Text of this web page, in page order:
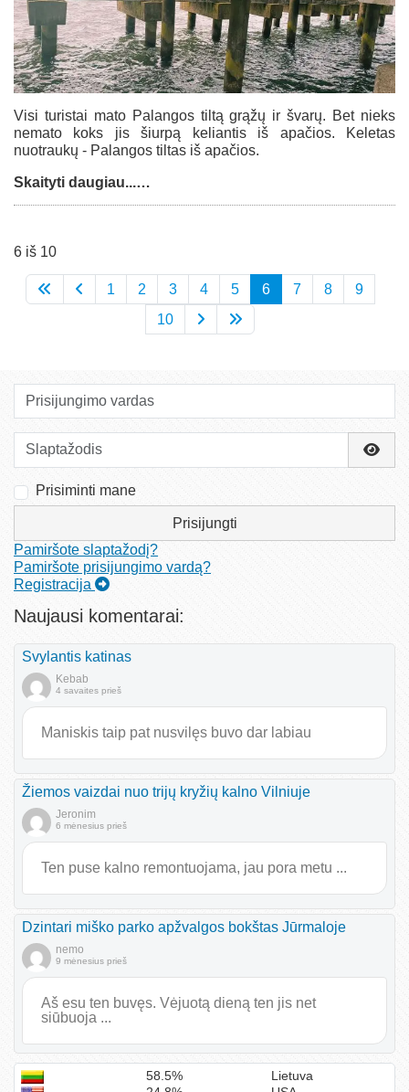
Visi turistai mato Palangos tiltą grąžų ir švarų. Bet nieks
nemato koks jis šiurpą keliantis iš apačios. Keletas
nuotraukų - Palangos tiltas iš apačios.
Skaityti daugiau...…
6 iš 10
1 2 3 4 5 6 7 8
9
10
Prisijungimo vardas
Slaptažodis
Prisiminti mane
Prisijungti
Pamiršote slaptažodį?
Pamiršote prisijungimo vardą?
Registracija
Naujausi komentarai:
Svylantis katinas
Kebab
4 savaites prieš
Maniskis taip pat nusvilęs buvo dar labiau
Žiemos vaizdai nuo trijų kryžių kalno Vilniuje
Jeronim
6 mėnesius prieš
Ten puse kalno remontuojama, jau pora metu ...
Dzintari miško parko apžvalgos bokštas Jūrmaloje
nemo
9 mėnesius prieš
Aš esu ten buvęs. Vėjuotą dieną ten jis net
siūbuoja ...
58.5%
Lietuva